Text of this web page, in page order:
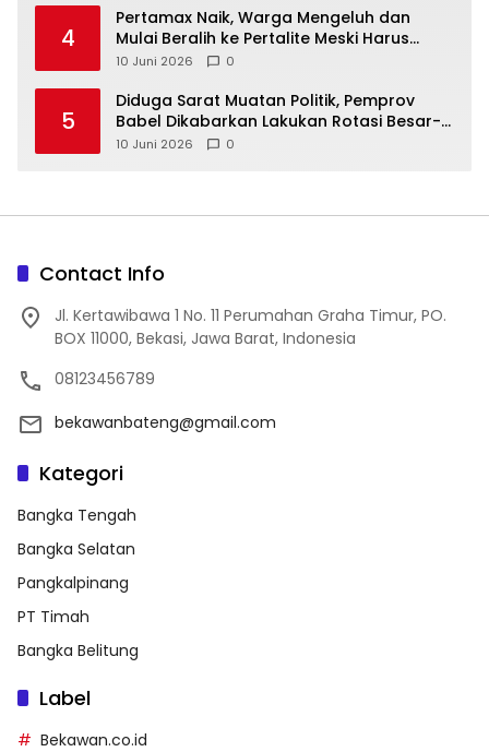
4
‎Pertamax Naik, Warga Mengeluh dan
Mulai Beralih ke Pertalite Meski Harus
10 Juni 2026 0
5
‎Diduga Sarat Muatan Politik, Pemprov
Babel Dikabarkan Lakukan Rotasi Besar-
10 Juni 2026 0
Contact Info
Jl. Kertawibawa 1 No. 11 Perumahan Graha Timur, PO.
BOX 11000, Bekasi, Jawa Barat, Indonesia
08123456789
bekawanbateng@gmail.com
Kategori
Bangka Tengah
Bangka Selatan
Pangkalpinang
PT Timah
Bangka Belitung
Label
Bekawan.co.id